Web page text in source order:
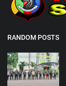
RANDOM POSTS